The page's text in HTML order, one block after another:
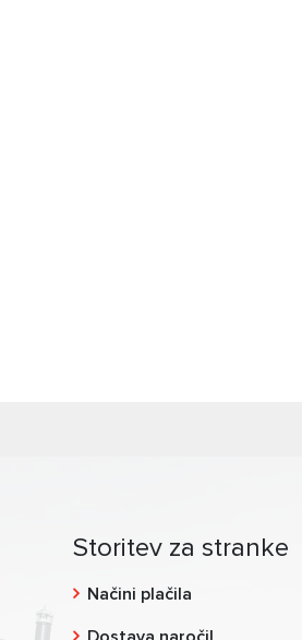
Storitev za stranke
Načini plačila